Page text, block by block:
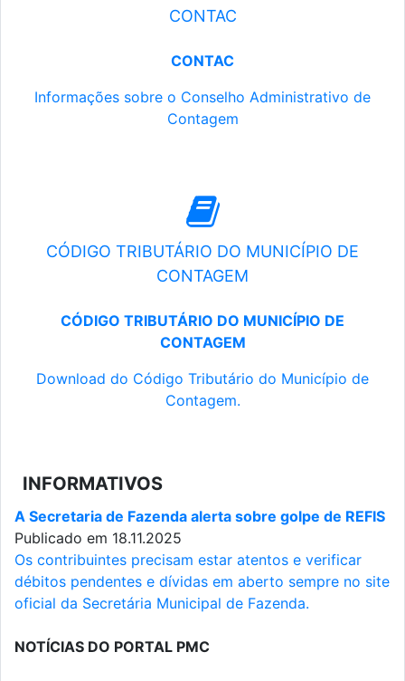
CONTAC
CONTAC
Informações sobre o Conselho Administrativo de
Contagem
CÓDIGO TRIBUTÁRIO DO MUNICÍPIO DE
CONTAGEM
CÓDIGO TRIBUTÁRIO DO MUNICÍPIO DE
CONTAGEM
Download do Código Tributário do Município de
Contagem.
INFORMATIVOS
A Secretaria de Fazenda alerta sobre golpe de REFIS
Publicado em 18.11.2025
Os contribuintes precisam estar atentos e verificar
débitos pendentes e dívidas em aberto sempre no site
oficial da Secretária Municipal de Fazenda.
NOTÍCIAS DO PORTAL PMC